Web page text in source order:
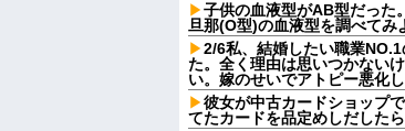
子供の血液型がAB型だった
旦那(O型)の血液型を調べてみ
2/6私、結婚したい職業
た。全く理由は思いつかない
い。嫁のせいでアトピー悪化
彼女が中古カードショップ
てたカードを品定めしだした